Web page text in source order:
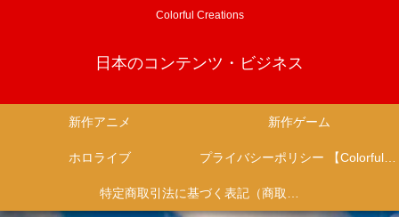
Colorful Creations
日本のコンテンツ・ビジネス
新作アニメ 新作ゲーム
ホロライブ プライバシーポリシー 【Colorful Creation】
特定商取引法に基づく表記（商取引に関する開示）